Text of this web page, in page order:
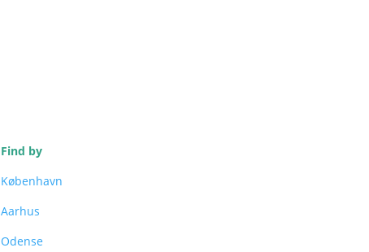
Find by
København
Aarhus
Odense